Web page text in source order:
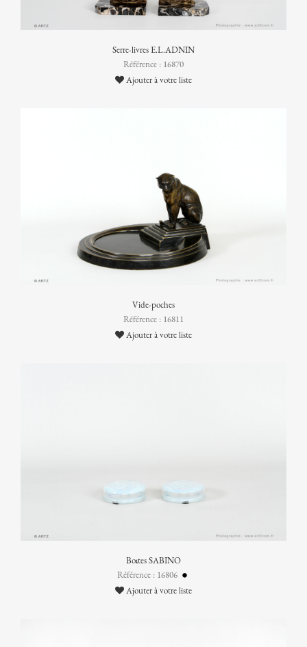
Serre-livres E.L.ADNIN
Référence : 16870
Ajouter à votre liste
Vide-poches
Référence : 16811
Ajouter à votre liste
Boîtes SABINO
Référence : 16806
Ajouter à votre liste